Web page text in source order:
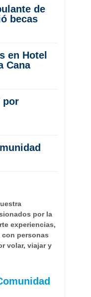
de
becas
en Hotel
Cana
por
por la
experiencias,
personas
volar, viajar y